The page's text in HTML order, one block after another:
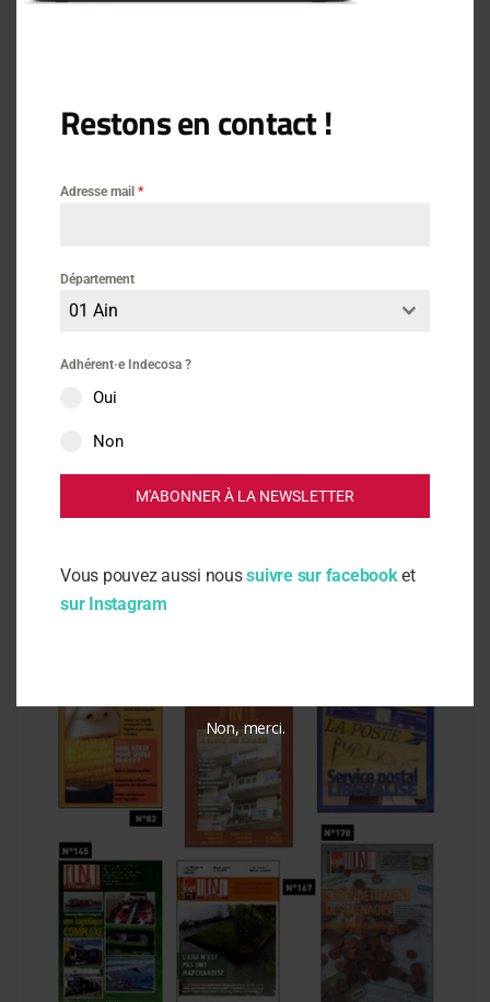
s’est accélérée
Actus 14 mars 2021
17 et autres
Actus
Présentation d’Indecosa CGT
Restons en contact !
Adresse mail *
Département
01 Ain
Adhérent·e Indecosa ?
Oui
Non
M'ABONNER À LA NEWSLETTER
Vous pouvez aussi noussuivre sur facebooket
sur Instagram
Non, merci.